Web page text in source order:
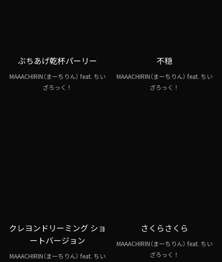
ぶちあげ乾杯パーリー
MAAACHIRIN（まーちりん） feat. ちい
ざろっく！
不穏
MAAACHIRIN（まーちりん） feat. ちい
ざろっく！
クレヨンドリーミング ショ
ートバージョン
MAAACHIRIN（まーちりん） feat. ちい
さくらさくら
MAAACHIRIN（まーちりん） feat. ちい
ざろっく！